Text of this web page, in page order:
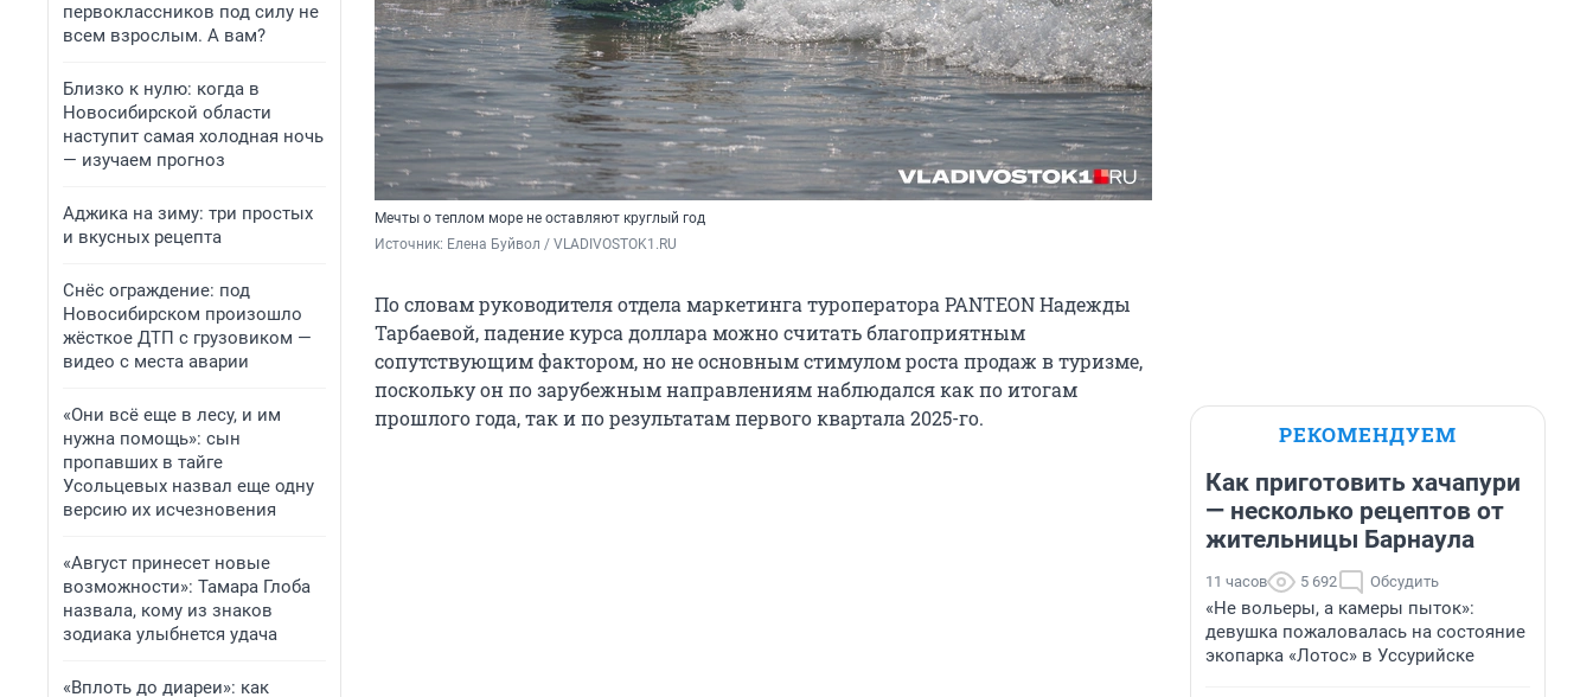
первоклассников под силу не
всем взрослым. А вам?
Близко к нулю: когда в
Новосибирской области
наступит самая холодная ночь
— изучаем прогноз
Аджика на зиму: три простых
и вкусных рецепта
Снёс ограждение: под
Новосибирском произошло
жёсткое ДТП с грузовиком —
видео с места аварии
«Они всё еще в лесу, и им
нужна помощь»: сын
пропавших в тайге
Усольцевых назвал еще одну
версию их исчезновения
«Август принесет новые
возможности»: Тамара Глоба
назвала, кому из знаков
зодиака улыбнется удача
«Вплоть до диареи»: как
Мечты о теплом море не оставляют круглый год
Источник: Елена Буйвол / VLADIVOSTOK1.RU
По словам руководителя отдела маркетинга туроператора PANTEON Надежды
Тарбаевой, падение курса доллара можно считать благоприятным
сопутствующим фактором, но не основным стимулом роста продаж в туризме,
поскольку он по зарубежным направлениям наблюдался как по итогам
прошлого года, так и по результатам первого квартала 2025-го.
РЕКОМЕНДУЕМ
Как приготовить хачапури
— несколько рецептов от
жительницы Барнаула
11 часов 5 692 Обсудить
«Не вольеры, а камеры пыток»:
девушка пожаловалась на состояние
экопарка «Лотос» в Уссурийске